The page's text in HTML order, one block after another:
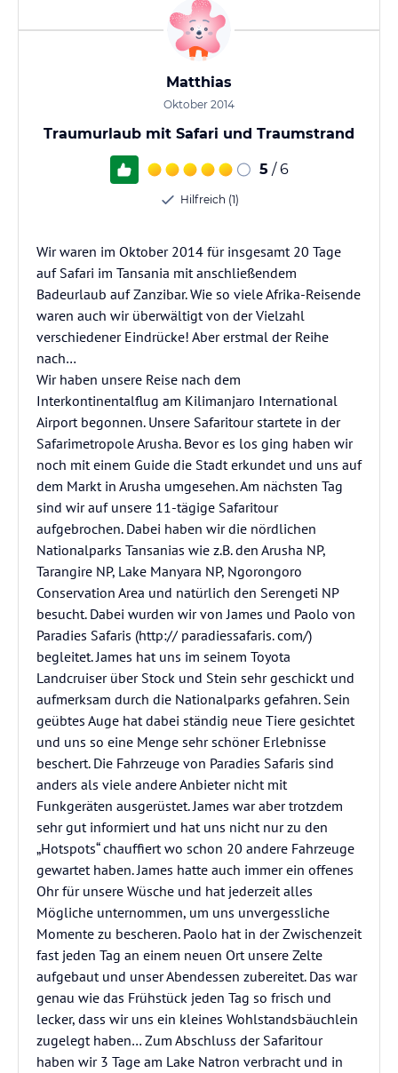
Matthias
Oktober 2014
Traumurlaub mit Safari und Traumstrand
5 / 6
Hilfreich (1)
Wir waren im Oktober 2014 für insgesamt 20 Tage
auf Safari im Tansania mit anschließendem
Badeurlaub auf Zanzibar. Wie so viele Afrika-Reisende
waren auch wir überwältigt von der Vielzahl
verschiedener Eindrücke! Aber erstmal der Reihe
nach…
Wir haben unsere Reise nach dem
Interkontinentalflug am Kilimanjaro International
Airport begonnen. Unsere Safaritour startete in der
Safarimetropole Arusha. Bevor es los ging haben wir
noch mit einem Guide die Stadt erkundet und uns auf
dem Markt in Arusha umgesehen. Am nächsten Tag
sind wir auf unsere 11-tägige Safaritour
aufgebrochen. Dabei haben wir die nördlichen
Nationalparks Tansanias wie z.B. den Arusha NP,
Tarangire NP, Lake Manyara NP, Ngorongoro
Conservation Area und natürlich den Serengeti NP
besucht. Dabei wurden wir von James und Paolo von
Paradies Safaris (http:// paradiessafaris. com/)
begleitet. James hat uns im seinem Toyota
Landcruiser über Stock und Stein sehr geschickt und
aufmerksam durch die Nationalparks gefahren. Sein
geübtes Auge hat dabei ständig neue Tiere gesichtet
und uns so eine Menge sehr schöner Erlebnisse
beschert. Die Fahrzeuge von Paradies Safaris sind
anders als viele andere Anbieter nicht mit
Funkgeräten ausgerüstet. James war aber trotzdem
sehr gut informiert und hat uns nicht nur zu den
„Hotspots“ chauffiert wo schon 20 andere Fahrzeuge
gewartet haben. James hatte auch immer ein offenes
Ohr für unsere Wüsche und hat jederzeit alles
Mögliche unternommen, um uns unvergessliche
Momente zu bescheren. Paolo hat in der Zwischenzeit
fast jeden Tag an einem neuen Ort unsere Zelte
aufgebaut und unser Abendessen zubereitet. Das war
genau wie das Frühstück jeden Tag so frisch und
lecker, dass wir uns ein kleines Wohlstandsbäuchlein
zugelegt haben… Zum Abschluss der Safaritour
haben wir 3 Tage am Lake Natron verbracht und in